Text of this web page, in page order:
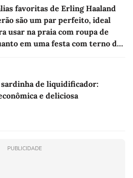
favoritas de Erling Haaland
são um par perfeito, ideal
usar na praia com roupa de
em uma festa com terno de
de liquidificador:
e deliciosa
PUBLICIDADE